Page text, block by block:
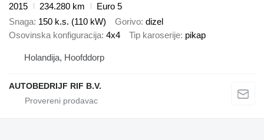
2015
234.280 km
Euro 5
Snaga 150 k.s. (110 kW) Gorivo dizel
Osovinska konfiguracija 4x4 Tip karoserije pikap
Holandija, Hoofddorp
AUTOBEDRIJF RIF B.V.